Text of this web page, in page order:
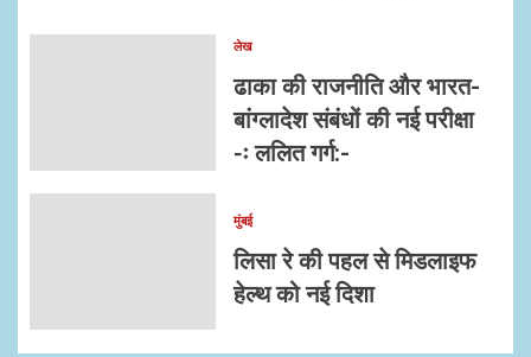
लेख
ढाका की राजनीति और भारत-
बांग्लादेश संबंधों की नई परीक्षा
-ः ललित गर्ग:-
मुंबई
लिसा रे की पहल से मिडलाइफ
हेल्थ को नई दिशा